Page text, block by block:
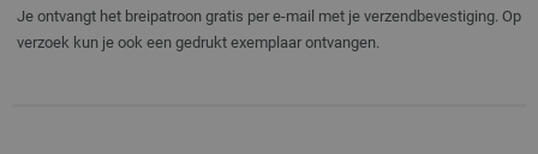
Je ontvangt het breipatroon gratis per e-mail met je verzendbevestiging. Op
verzoek kun je ook een gedrukt exemplaar ontvangen.